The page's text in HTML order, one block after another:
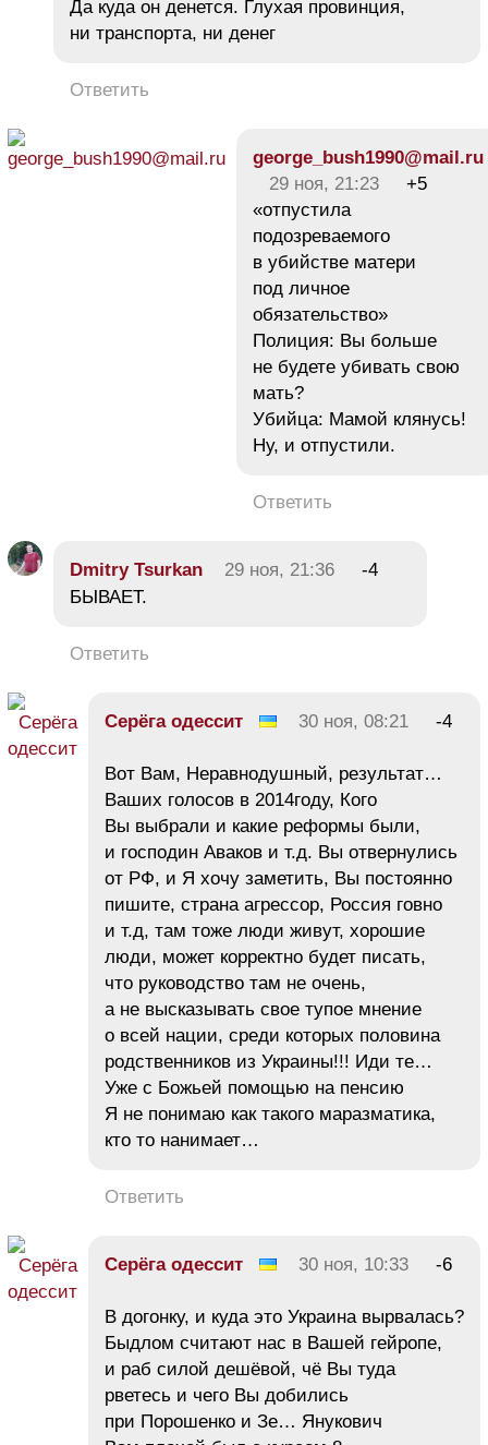
Да куда он денется. Глухая провинция,
ни транспорта, ни денег
Ответить
george_bush1990@mail.ru
29 ноя, 21:23
+5
«отпустила
подозреваемого
в убийстве матери
под личное
обязательство»
Полиция: Вы больше
не будете убивать свою
мать?
Убийца: Мамой клянусь!
Ну, и отпустили.
Ответить
Dmitry Tsurkan 29 ноя, 21:36
-4
БЫВАЕТ.
Ответить
Серёга одессит 30 ноя, 08:21 -4
Вот Вам, Неравнодушный, результат…
Ваших голосов в 2014году, Кого
Вы выбрали и какие реформы были,
и господин Аваков и т.д. Вы отвернулись
от РФ, и Я хочу заметить, Вы постоянно
пишите, страна агрессор, Россия говно
и т.д, там тоже люди живут, хорошие
люди, может корректно будет писать,
что руководство там не очень,
а не высказывать свое тупое мнение
о всей нации, среди которых половина
родственников из Украины!!! Иди те…
Уже с Божьей помощью на пенсию
Я не понимаю как такого маразматика,
кто то нанимает…
Ответить
Серёга одессит 30 ноя, 10:33 -6
В догонку, и куда это Украина вырвалась?
Быдлом считают нас в Вашей гейропе,
и раб силой дешёвой, чё Вы туда
рветесь и чего Вы добились
при Порошенко и Зе… Янукович